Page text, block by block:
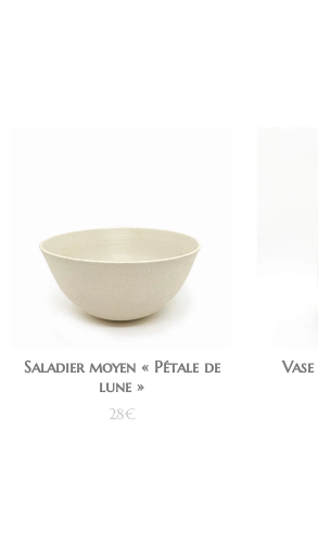
Saladier moyen « Pétale de
lune »
28€